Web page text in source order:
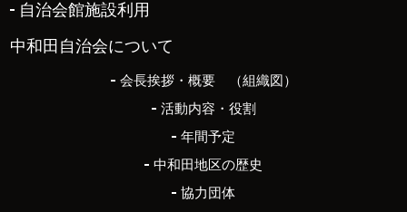
自治会館施設利用
中和田自治会について
会長挨拶・概要 （組織図）
活動内容・役割
年間予定
中和田地区の歴史
協力団体